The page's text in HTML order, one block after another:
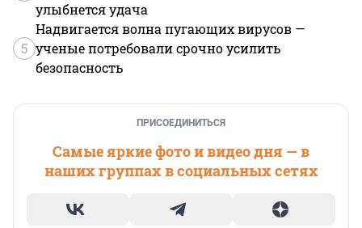
улыбнется удача
5
Надвигается волна пугающих вирусов —
ученые потребовали срочно усилить
безопасность
ПРИСОЕДИНИТЬСЯ
Самые яркие фото и видео дня — в
наших группах в социальных сетях